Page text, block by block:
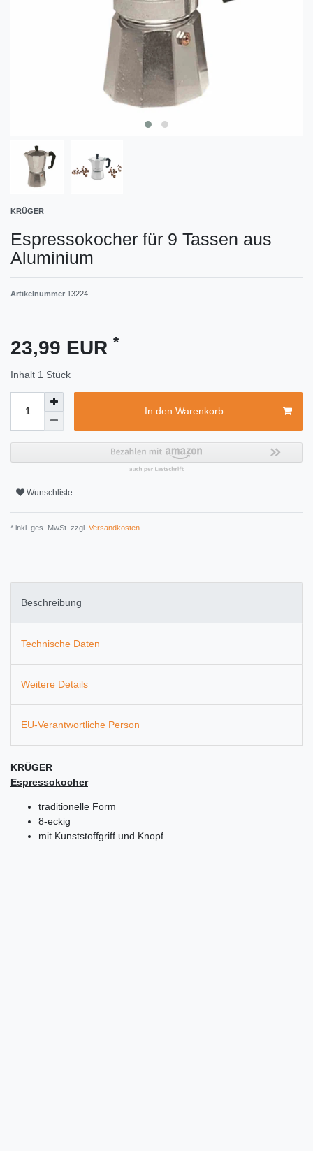
KRÜGER
Espressokocher für 9 Tassen aus
Aluminium
Artikelnummer 13224
23,99 EUR *
Inhalt 1 Stück
In den Warenkorb
Wunschliste
* inkl. ges. MwSt. zzgl. Versandkosten
Beschreibung
Technische Daten
Weitere Details
EU-Verantwortliche Person
KRÜGER
Espressokocher
traditionelle Form
8-eckig
mit Kunststoffgriff und Knopf